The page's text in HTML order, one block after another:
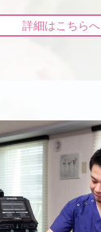
詳細はこちらへ